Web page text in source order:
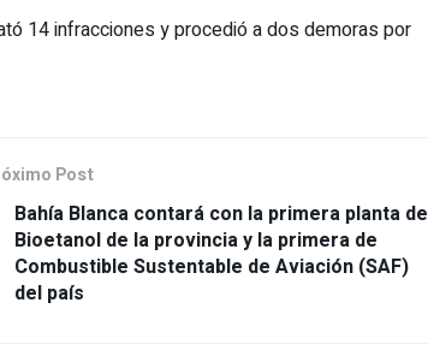
14 infracciones y procedió a dos demoras por
Post
Bahía Blanca contará con la primera planta de
Bioetanol de la provincia y la primera de
Combustible Sustentable de Aviación (SAF)
del país